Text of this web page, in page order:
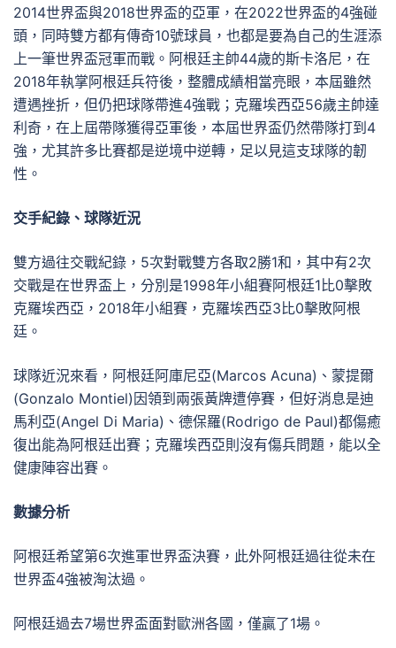
2014世界盃與2018世界盃的亞軍，在2022世界盃的4強碰
頭，同時雙方都有傳奇10號球員，也都是要為自己的生涯添
上一筆世界盃冠軍而戰。阿根廷主帥44歲的斯卡洛尼，在
2018年執掌阿根廷兵符後，整體成績相當亮眼，本屆雖然
遭遇挫折，但仍把球隊帶進4強戰；克羅埃西亞56歲主帥達
利奇，在上屆帶隊獲得亞軍後，本屆世界盃仍然帶隊打到4
強，尤其許多比賽都是逆境中逆轉，足以見這支球隊的韌
性。
交手紀錄、球隊近況
雙方過往交戰紀錄，5次對戰雙方各取2勝1和，其中有2次
交戰是在世界盃上，分別是1998年小組賽阿根廷1比0擊敗
克羅埃西亞，2018年小組賽，克羅埃西亞3比0擊敗阿根
廷。
球隊近況來看，阿根廷阿庫尼亞(Marcos Acuna)、蒙提爾
(Gonzalo Montiel)因領到兩張黃牌遭停賽，但好消息是迪
馬利亞(Angel Di Maria)、德保羅(Rodrigo de Paul)都傷癒
復出能為阿根廷出賽；克羅埃西亞則沒有傷兵問題，能以全
健康陣容出賽。
數據分析
阿根廷希望第6次進軍世界盃決賽，此外阿根廷過往從未在
世界盃4強被淘汰過。
阿根廷過去7場世界盃面對歐洲各國，僅贏了1場。